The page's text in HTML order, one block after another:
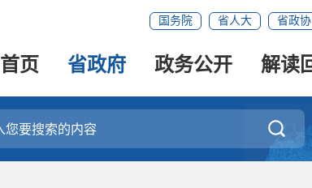
国务院 省人大 省政协
首页 省政府 政务公开 解读
